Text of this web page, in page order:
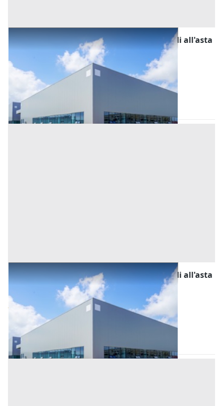
Fabbricati Costruiti per Esigenze Industriali all'asta
a Padova
Casale di Scodosia
Offerta minima
109.017,60 € 145.356,80 €
Codice asta:
Asta chiusa
Fabbricati Costruiti per Esigenze Industriali all'asta
a Padova
Casale di Scodosia
Offerta minima
36.750 € 49.000 €
Codice asta:
Asta chiusa